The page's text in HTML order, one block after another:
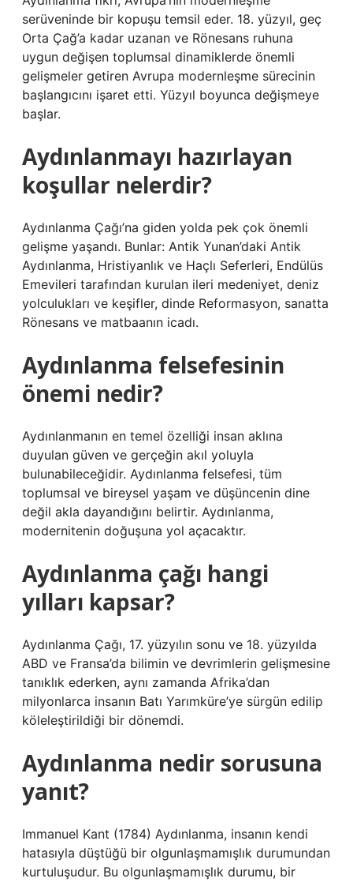
serüveninde bir kopuşu temsil eder. 18. yüzyıl, geç
Orta Çağ’a kadar uzanan ve Rönesans ruhuna
uygun değişen toplumsal dinamiklerde önemli
gelişmeler getiren Avrupa modernleşme sürecinin
başlangıcını işaret etti. Yüzyıl boyunca değişmeye
başlar.
Aydınlanmayı hazırlayan
koşullar nelerdir?
Aydınlanma Çağı’na giden yolda pek çok önemli
gelişme yaşandı. Bunlar: Antik Yunan’daki Antik
Aydınlanma, Hristiyanlık ve Haçlı Seferleri, Endülüs
Emevileri tarafından kurulan ileri medeniyet, deniz
yolculukları ve keşifler, dinde Reformasyon, sanatta
Rönesans ve matbaanın icadı.
Aydınlanma felsefesinin
önemi nedir?
Aydınlanmanın en temel özelliği insan aklına
duyulan güven ve gerçeğin akıl yoluyla
bulunabileceğidir. Aydınlanma felsefesi, tüm
toplumsal ve bireysel yaşam ve düşüncenin dine
değil akla dayandığını belirtir. Aydınlanma,
modernitenin doğuşuna yol açacaktır.
Aydınlanma çağı hangi
yılları kapsar?
Aydınlanma Çağı, 17. yüzyılın sonu ve 18. yüzyılda
ABD ve Fransa’da bilimin ve devrimlerin gelişmesine
tanıklık ederken, aynı zamanda Afrika’dan
milyonlarca insanın Batı Yarımküre’ye sürgün edilip
köleleştirildiği bir dönemdi.
Aydınlanma nedir sorusuna
yanıt?
Immanuel Kant (1784) Aydınlanma, insanın kendi
hatasıyla düştüğü bir olgunlaşmamışlık durumundan
kurtuluşudur. Bu olgunlaşmamışlık durumu, bir